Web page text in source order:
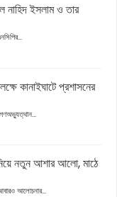
নাহিদ ইসলাম ও তার
কানাইঘাটে প্রশাসনের
নতুন আশার আলো, মাঠে
আলোচনার...